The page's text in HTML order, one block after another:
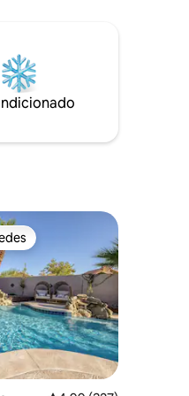
moramos na casa
é muito
para
bilhar, dardos,
dos hóspedes